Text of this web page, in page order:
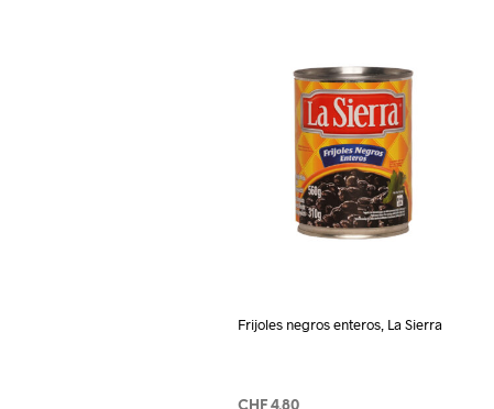
Frijoles negros enteros, La Sierra